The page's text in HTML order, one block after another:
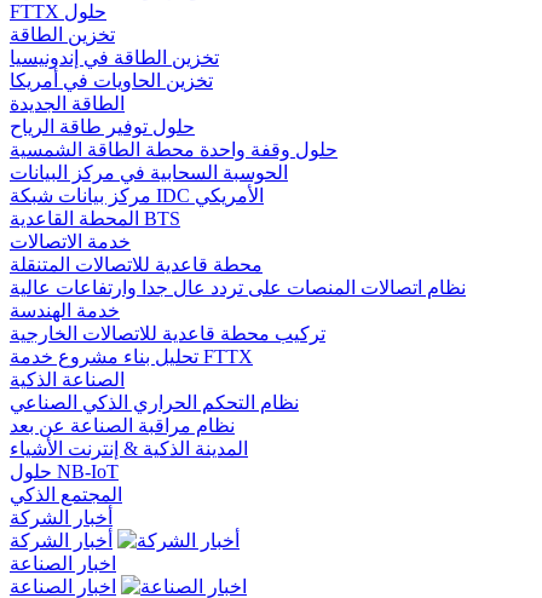
FTTX حلول
تخزين الطاقة
تخزين الطاقة في إندونيسيا
تخزين الحاويات في أمريكا
الطاقة الجديدة
حلول توفير طاقة الرياح
حلول وقفة واحدة محطة الطاقة الشمسية
الحوسبة السحابية في مركز البيانات
مركز بيانات شبكة IDC الأمريكي
المحطة القاعدية BTS
خدمة الاتصالات
محطة قاعدية للاتصالات المتنقلة
نظام اتصالات المنصات على تردد عال جدا وارتفاعات عالية
خدمة الهندسة
تركيب محطة قاعدية للاتصالات الخارجية
تحليل بناء مشروع خدمة FTTX
الصناعة الذكية
نظام التحكم الحراري الذكي الصناعي
نظام مراقبة الصناعة عن بعد
المدينة الذكية & إنترنت الأشياء
حلول NB-IoT
المجتمع الذكي
أخبار الشركة
أخبار الشركة
اخبار الصناعة
اخبار الصناعة